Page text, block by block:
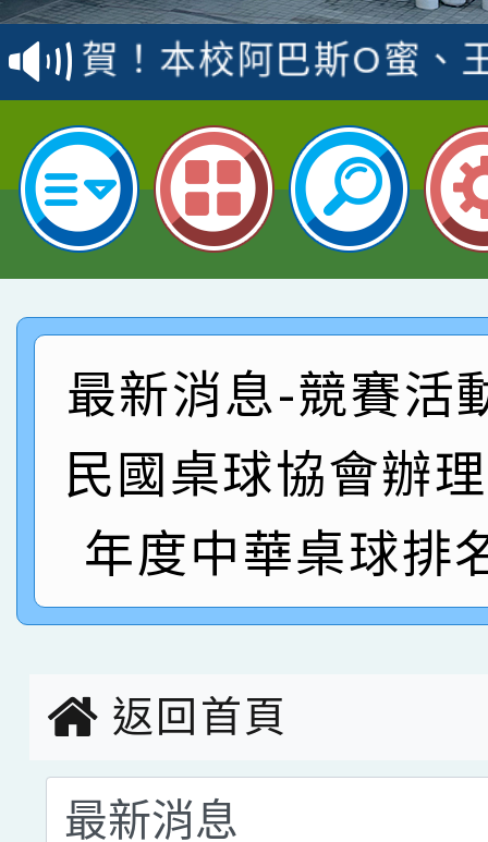
賽 洪綺君教師榮獲社
名
賀！本校阿巴斯O蜜、
倩參加桃園市科展 國
名 指導老師王老師、
賀！本校四年二班張O
園市英語競賽國小朗
指導老師林老師
賀！本校參加桃園市中
賽 劉文瑛教師榮獲教
臺灣台語-第二名
賀！本校參與2026世
市賽榮獲科學小創客佳
名
倩參加桃園市科展 國
名 指導老師王老師、
賀！本校四年二班張O
園市英語競賽國小朗讀
指導老師林老師
賀！本校參加桃園市中
賽 劉文瑛教師榮獲教
臺灣台語-第二名
賀！本校參與2026世
市賽榮獲科學小創客佳
最新消息-競賽活
民國桌球協會辦
年度中華桌球排
返回首頁
選擇後頁面內容會更